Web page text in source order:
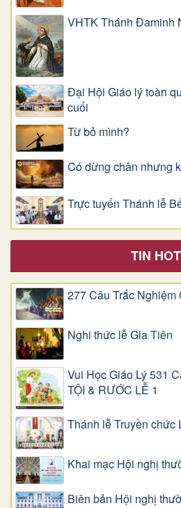
VHTK Thánh Đaminh
Đại Hội Giáo lý toàn
cuối
Từ bỏ mình?
Có dừng chân nhưng
Trực tuyến Thánh lễ
TIN HOT
277 Câu Trắc Nghiệm
Nghi thức lễ Gia Tiên
Vui Học Giáo Lý 531
TỘI & RƯỚC LỄ 1
Thánh lễ Truyền chức
Khai mạc Hội nghị
Biên bản Hội nghị